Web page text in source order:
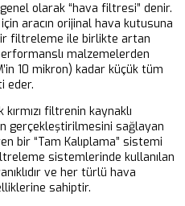
olarak “hava filtresi” denir.
aracın orijinal hava kutusuna
filtreleme ile birlikte artan
malzemelerden
10 mikron) kadar küçük tüm
eder.
filtrenin kaynaklı
gerçekleştirilmesini sağlayan
bir “Tam Kalıplama” sistemi
sistemlerinde kullanılan
ve her türlü hava
sahiptir.